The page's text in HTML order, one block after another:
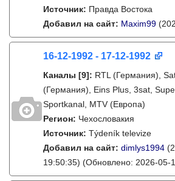
Источник: Правда Востока
Добавил на сайт: Maxim99
16-12-1992 - 17-12-1992
Каналы [9]: RTL (Германия),
(Германия), Eins Plus, 3sat,
Sportkanal, MTV (Европа)
Регион: Чехословакия
Источник: Týdeník televize
Добавил на сайт: dimlys1994
19:50:35) (Обновлено: 2026-05-